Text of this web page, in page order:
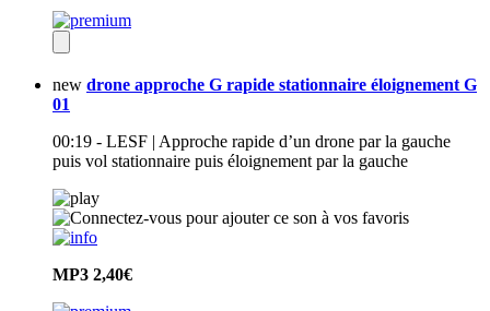
new drone approche G rapide stationnaire éloignement G
01
00:19 - LESF | Approche rapide d’un drone par la gauche
puis vol stationnaire puis éloignement par la gauche
MP3 2,40€